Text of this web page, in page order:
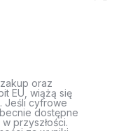
oraz
EU, wiążą się
Jeśli cyfrowe
dostępne
przyszłości.